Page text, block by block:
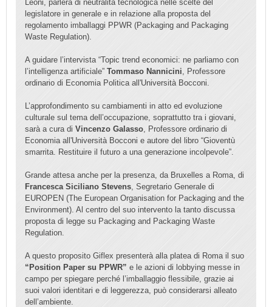
Leoni, parlerà di neutralità tecnologica nelle scelte del
legislatore in generale e in relazione alla proposta del
regolamento imballaggi PPWR (Packaging and Packaging
Waste Regulation).
A guidare l’intervista “Topic trend economici: ne parliamo con
l’intelligenza artificiale” Tommaso Nannicini , Professore
ordinario di Economia Politica all'Università Bocconi.
L’approfondimento su cambiamenti in atto ed evoluzione
culturale sul tema dell’occupazione, soprattutto tra i giovani,
sarà a cura di Vincenzo Galasso , Professore ordinario di
Economia all'Università Bocconi e autore del libro “Gioventù
smarrita. Restituire il futuro a una generazione incolpevole”.
Grande attesa anche per la presenza, da Bruxelles a Roma, di
Francesca Siciliano Stevens , Segretario Generale di
EUROPEN (The European Organisation for Packaging and the
Environment). Al centro del suo intervento la tanto discussa
proposta di legge su Packaging and Packaging Waste
Regulation.
A questo proposito Giflex presenterà alla platea di Roma il suo
“Position Paper su PPWR” e le azioni di lobbying messe in
campo per spiegare perché l’imballaggio flessibile, grazie ai
suoi valori identitari e di leggerezza, può considerarsi alleato
dell’ambiente.